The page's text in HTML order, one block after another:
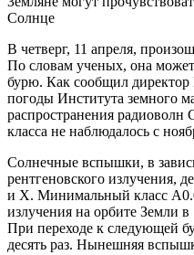
Солнце
В четверг, 11 апреля,
По словам ученых, она
бурю. Как сообщил директор
погоды Института земного
распространения
класса не наблюдалось с
Солнечные вспышки, в
рентгеновского излучения,
и X. Минимальный класс
излучения на орбите Земли
При переходе к следующей
десять раз. Нынешняя